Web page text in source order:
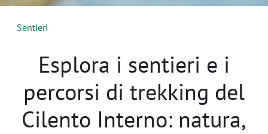
Sentieri
Esplora i sentieri e i
percorsi di trekking del
Cilento Interno: natura,